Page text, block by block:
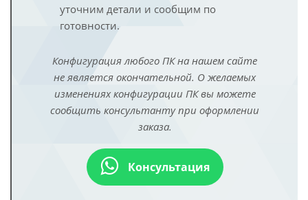
уточним детали и сообщим по
готовности.
Конфигурация любого ПК на нашем сайте
не является окончательной. О желаемых
изменениях конфигурации ПК вы можете
сообщить консультанту при оформлении
заказа.
Консультация